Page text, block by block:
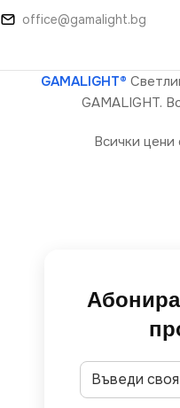
office@gamalight.bg
GAMALIGHT®
GAMALIGHT.
Всички